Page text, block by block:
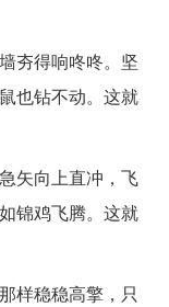
夯得响咚咚。坚
也钻不动。这就
矢向上直冲，飞
锦鸡飞腾。这就
样稳稳高擎，只